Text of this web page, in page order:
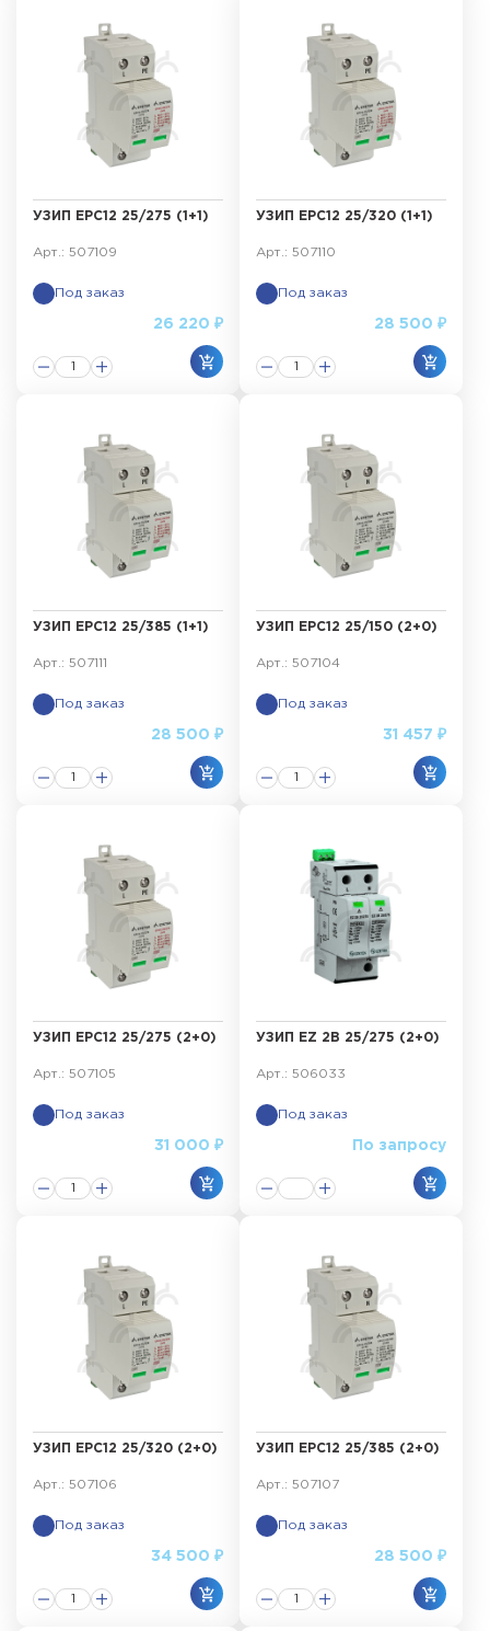
УЗИП ЕРС12 25/275 (1+1)
Арт.: 507109
Под заказ
26 220 ₽
УЗИП ЕРС12 25/320 (1+1)
Арт.: 507110
Под заказ
28 500 ₽
УЗИП ЕРС12 25/385 (1+1)
Арт.: 507111
Под заказ
28 500 ₽
УЗИП ЕРС12 25/150 (2+0)
Арт.: 507104
Под заказ
31 457 ₽
УЗИП ЕРС12 25/275 (2+0)
Арт.: 507105
Под заказ
31 000 ₽
УЗИП EZ 2B 25/275 (2+0)
Арт.: 506033
Под заказ
По запросу
УЗИП ЕРС12 25/320 (2+0)
Арт.: 507106
Под заказ
34 500 ₽
УЗИП ЕРС12 25/385 (2+0)
Арт.: 507107
Под заказ
28 500 ₽